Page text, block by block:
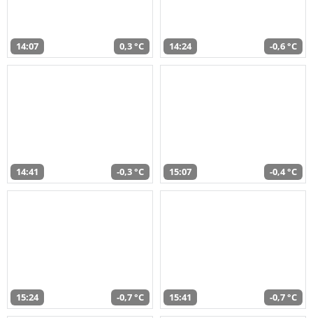
14:07 0,3 °C 14:24 -0,6 °C
14:41 -0,3 °C 15:07 -0,4 °C
15:24 -0,7 °C 15:41 -0,7 °C